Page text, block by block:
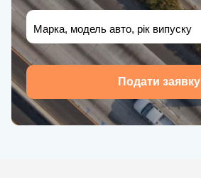
Марка, модель авто, рік випуску
Подати заявку